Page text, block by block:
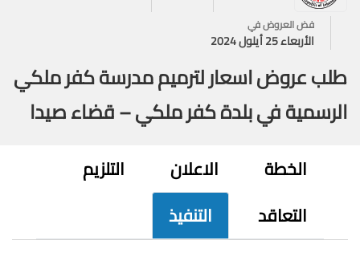
فض العروض في
الأربعاء 25 أيلول 2024
طلب عروض اسعار لترميم مدرسة كفر ملكي
الرسمية في بلدة كفر ملكي – قضاء صيدا
الخطة الاعلان
التلزيم
التعاقد
التنفيذ